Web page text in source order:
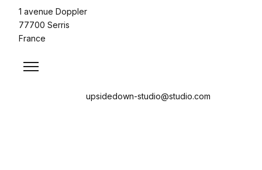
1 avenue Doppler
77700 Serris
France
upsidedown-studio@studio.com